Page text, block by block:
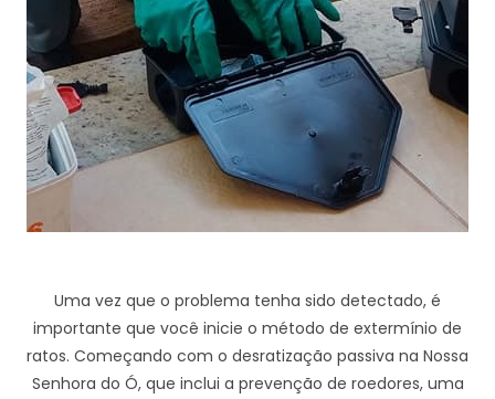
Uma vez que o problema tenha sido detectado, é
importante que você inicie o método de extermínio de
ratos. Começando com o desratização passiva na Nossa
Senhora do Ó, que inclui a prevenção de roedores, uma